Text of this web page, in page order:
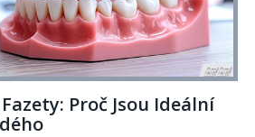
Proč Jsou Ideální